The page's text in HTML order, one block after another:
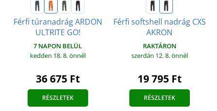
Férfi túranadrág ARDON
ULTRITE GO!
7 NAPON BELÜL
kedden 18. 8.önnél
36 675 Ft
RÉSZLETEK
Férfi softshell nadrág CXS
AKRON
RAKTÁRON
szerdán 12. 8.önnél
19 795 Ft
RÉSZLETEK